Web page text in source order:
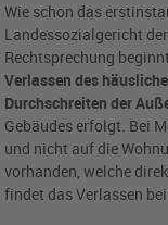
Wie schon das
Landessozialgericht
Rechtsprechung
Verlassen des
Durchschreiten der
Gebäudes erfolgt. Bei
und nicht auf die
vorhanden, welche
findet das Verlassen